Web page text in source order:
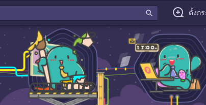
search ตั้งก